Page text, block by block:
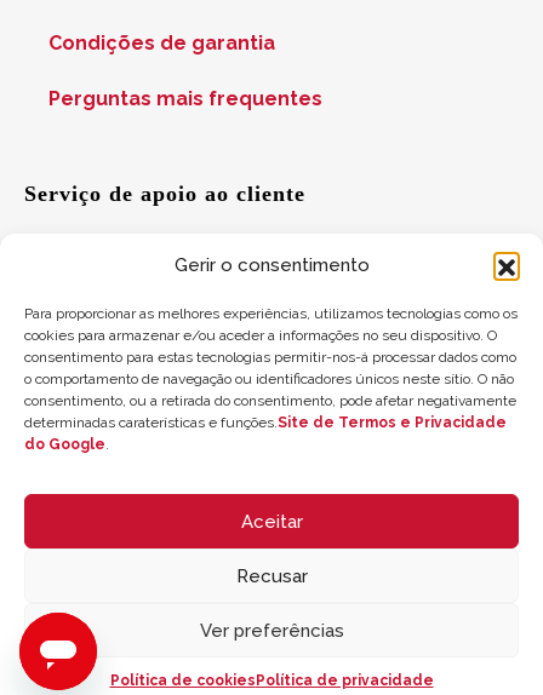
Gerir o consentimento
Para proporcionar as melhores experiências, utilizamos tecnologias como os
cookies para armazenar e/ou aceder a informações no seu dispositivo. O
consentimento para estas tecnologias permitir-nos-á processar dados como
o comportamento de navegação ou identificadores únicos neste sítio. O não
consentimento, ou a retirada do consentimento, pode afetar negativamente
determinadas caraterísticas e funções.Site de Termos e Privacidade
do Google.
Aceitar
Recusar
Ver preferências
Política de cookies Política de privacidade
Condições de garantia
Perguntas mais frequentes
Serviço de apoio ao cliente
Sugestões
Onde nos encontrar
Saldo do cartão-presente
© 2026 ZYCLE OFFICIAL | The Latest Technology for your Workouts
Todos los derechos reservados